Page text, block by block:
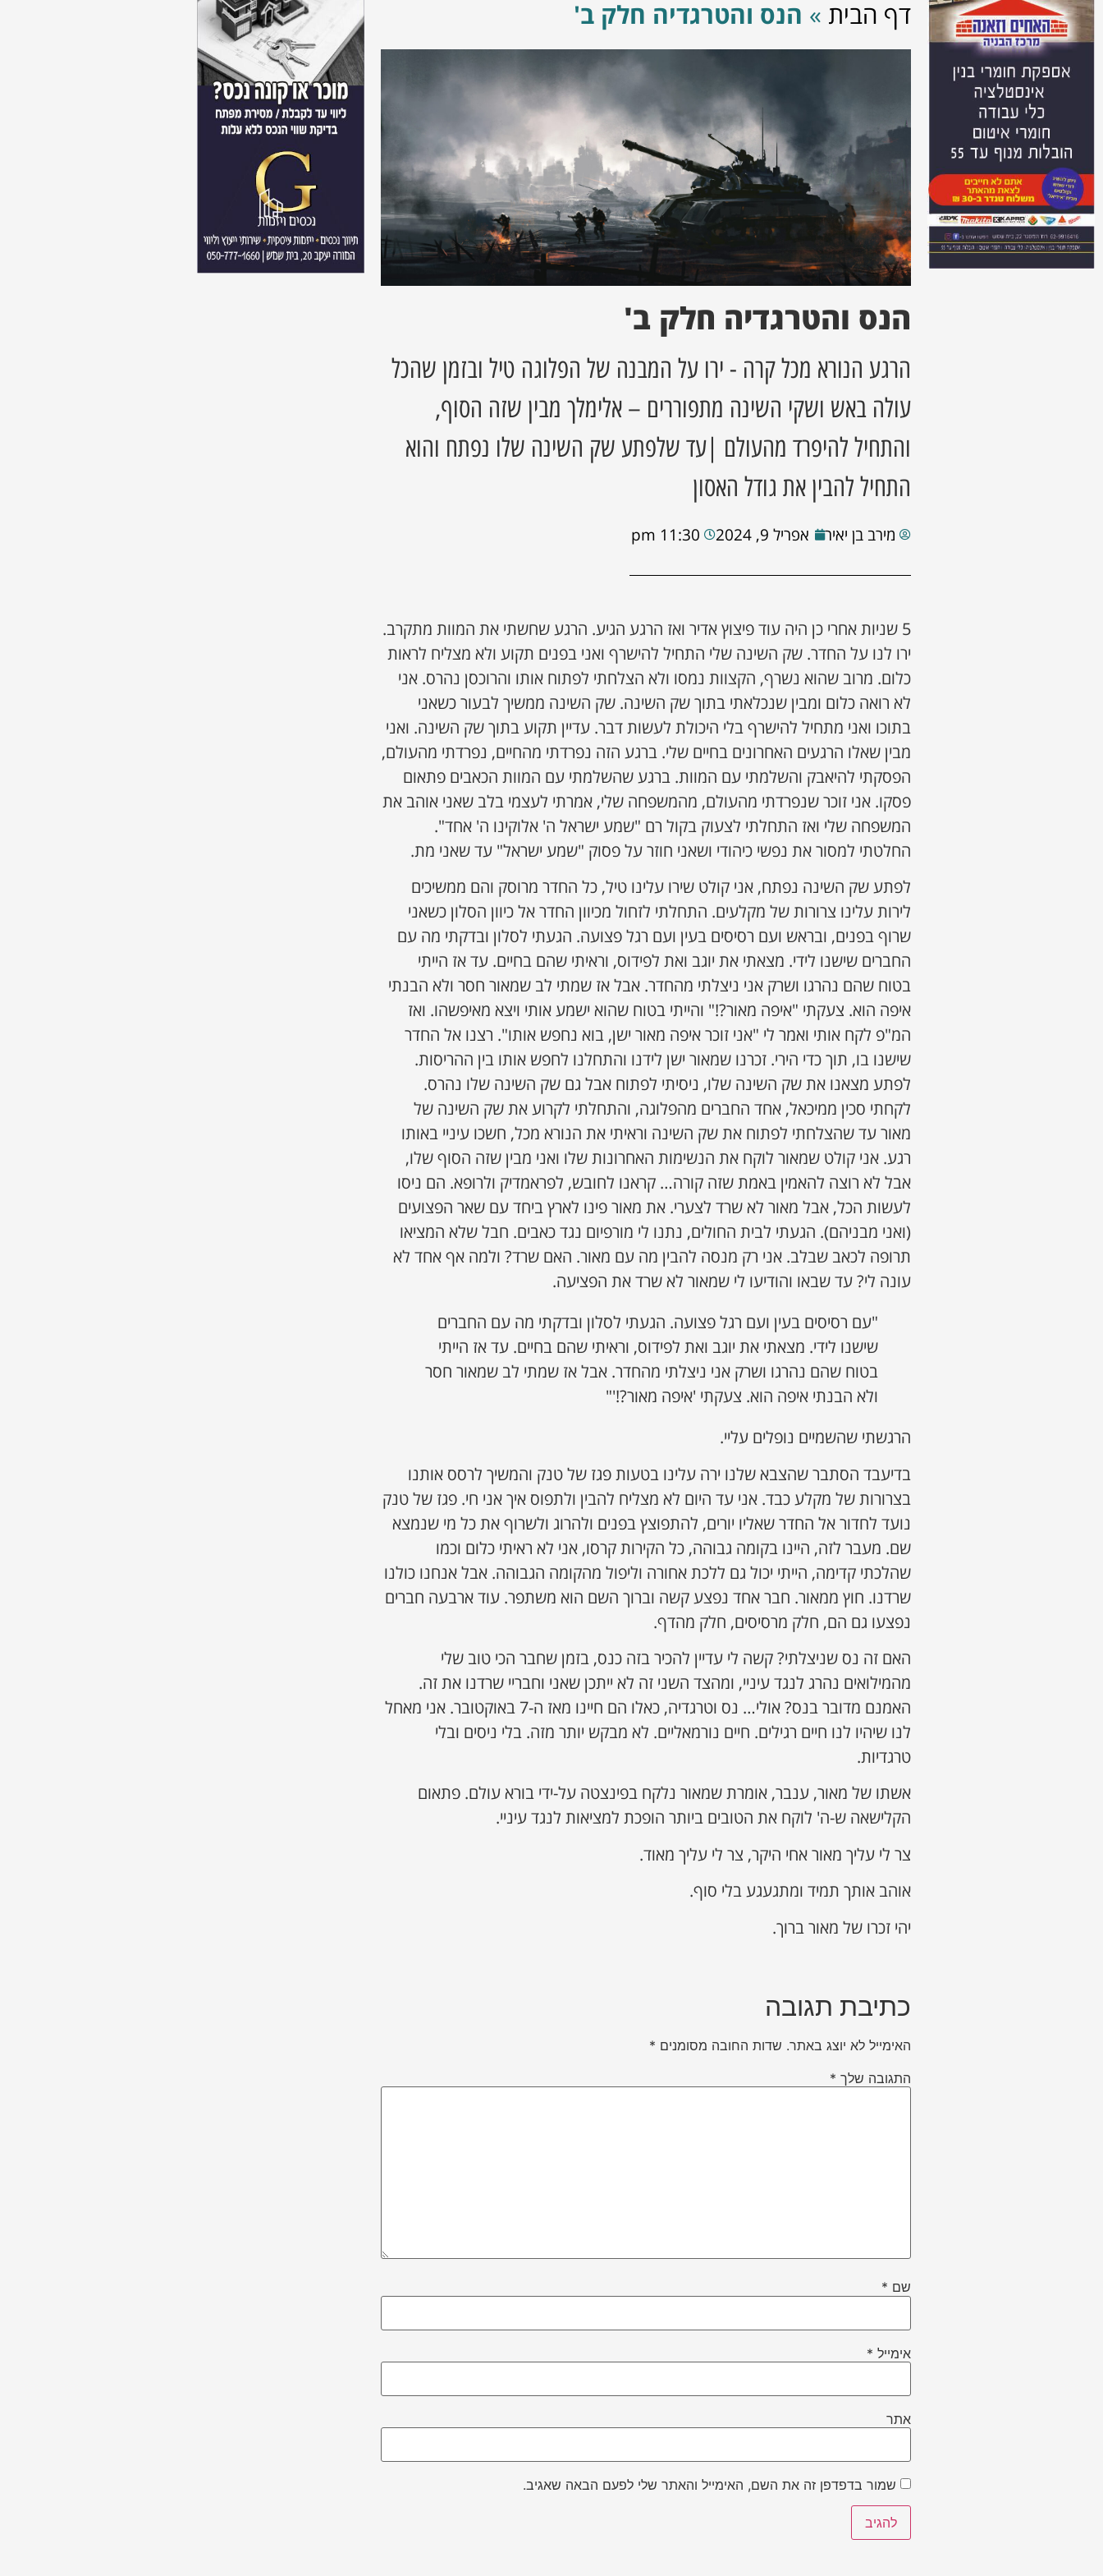
דף הבית » הנס והטרגדיה חלק ב'
הנס והטרגדיה חלק ב'
הרגע הנורא מכל קרה - ירו על המבנה של הפלוגה טיל ובזמן שהכל
עולה באש ושקי השינה מתפוררים – אלימלך מבין שזה הסוף,
והתחיל להיפרד מהעולם |עד שלפתע שק השינה שלו נפתח והוא
התחיל להבין את גודל האסון
מירב בן יאיר אפריל 9, 2024 11:30 pm
5 שניות אחרי כן היה עוד פיצוץ אדיר ואז הרגע הגיע. הרגע שחשתי את המוות מתקרב.
ירו לנו על החדר. שק השינה שלי התחיל להישרף ואני בפנים תקוע ולא מצליח לראות
כלום. מרוב שהוא נשרף, הקצוות נמסו ולא הצלחתי לפתוח אותו והרוכסן נהרס. אני
לא רואה כלום ומבין שנכלאתי בתוך שק השינה. שק השינה ממשיך לבעור כשאני
בתוכו ואני מתחיל להישרף בלי היכולת לעשות דבר. עדיין תקוע בתוך שק השינה. ואני
מבין שאלו הרגעים האחרונים בחיים שלי. ברגע הזה נפרדתי מהחיים, נפרדתי מהעולם,
הפסקתי להיאבק והשלמתי עם המוות. ברגע שהשלמתי עם המוות הכאבים פתאום
פסקו. אני זוכר שנפרדתי מהעולם, מהמשפחה שלי, אמרתי לעצמי בלב שאני אוהב את
המשפחה שלי ואז התחלתי לצעוק בקול רם "שמע ישראל ה' אלוקינו ה' אחד".
החלטתי למסור את נפשי כיהודי ושאני חוזר על פסוק "שמע ישראל" עד שאני מת.
לפתע שק השינה נפתח, אני קולט שירו עלינו טיל, כל החדר מרוסק והם ממשיכים
לירות עלינו צרורות של מקלעים. התחלתי לזחול מכיוון החדר אל כיוון הסלון כשאני
שרוף בפנים, ובראש ועם רסיסים בעין ועם רגל פצועה. הגעתי לסלון ובדקתי מה עם
החברים שישנו לידי. מצאתי את יוגב ואת לפידוס, וראיתי שהם בחיים. עד אז הייתי
בטוח שהם נהרגו ושרק אני ניצלתי מהחדר. אבל אז שמתי לב שמאור חסר ולא הבנתי
איפה הוא. צעקתי "איפה מאור?!" והייתי בטוח שהוא ישמע אותי ויצא מאיפשהו. ואז
המ"פ לקח אותי ואמר לי "אני זוכר איפה מאור ישן, בוא נחפש אותו". רצנו אל החדר
שישנו בו, תוך כדי הירי. זכרנו שמאור ישן לידנו והתחלנו לחפש אותו בין ההריסות.
לפתע מצאנו את שק השינה שלו, ניסיתי לפתוח אבל גם שק השינה שלו נהרס.
לקחתי סכין ממיכאל, אחד החברים מהפלוגה, והתחלתי לקרוע את שק השינה של
מאור עד שהצלחתי לפתוח את שק השינה וראיתי את הנורא מכל, חשכו עיניי באותו
רגע. אני קולט שמאור לוקח את הנשימות האחרונות שלו ואני מבין שזה הסוף שלו,
אבל לא רוצה להאמין באמת שזה קורה… קראנו לחובש, לפראמדיק ולרופא. הם ניסו
לעשות הכל, אבל מאור לא שרד לצערי. את מאור פינו לארץ ביחד עם שאר הפצועים
(ואני מבניהם). הגעתי לבית החולים, נתנו לי מורפיום נגד כאבים. חבל שלא המציאו
תרופה לכאב שבלב. אני רק מנסה להבין מה עם מאור. האם שרד? ולמה אף אחד לא
עונה לי? עד שבאו והודיעו לי שמאור לא שרד את הפציעה.
"עם רסיסים בעין ועם רגל פצועה. הגעתי לסלון ובדקתי מה עם החברים
שישנו לידי. מצאתי את יוגב ואת לפידוס, וראיתי שהם בחיים. עד אז הייתי
בטוח שהם נהרגו ושרק אני ניצלתי מהחדר. אבל אז שמתי לב שמאור חסר
ולא הבנתי איפה הוא. צעקתי 'איפה מאור?!'"
הרגשתי שהשמיים נופלים עליי.
בדיעבד הסתבר שהצבא שלנו ירה עלינו בטעות פגז של טנק והמשיך לרסס אותנו
בצרורות של מקלע כבד. אני עד היום לא מצליח להבין ולתפוס איך אני חי. פגז של טנק
נועד לחדור אל החדר שאליו יורים, להתפוצץ בפנים ולהרוג ולשרוף את כל מי שנמצא
שם. מעבר לזה, היינו בקומה גבוהה, כל הקירות קרסו, אני לא ראיתי כלום וכמו
שהלכתי קדימה, הייתי יכול גם ללכת אחורה וליפול מהקומה הגבוהה. אבל אנחנו כולנו
שרדנו. חוץ ממאור. חבר אחד נפצע קשה וברוך השם הוא משתפר. עוד ארבעה חברים
נפצעו גם הם, חלק מרסיסים, חלק מהדף.
האם זה נס שניצלתי? קשה לי עדיין להכיר בזה כנס, בזמן שחבר הכי טוב שלי
מהמילואים נהרג לנגד עיניי, ומהצד השני זה לא ייתכן שאני וחבריי שרדנו את זה.
האמנם מדובר בנס? אולי… נס וטרגדיה, כאלו הם חיינו מאז ה-7 באוקטובר. אני מאחל
לנו שיהיו לנו חיים רגילים. חיים נורמאליים. לא מבקש יותר מזה. בלי ניסים ובלי
טרגדיות.
אשתו של מאור, ענבר, אומרת שמאור נלקח בפינצטה על-ידי בורא עולם. פתאום
הקלישאה ש-ה' לוקח את הטובים ביותר הופכת למציאות לנגד עיניי.
צר לי עליך מאור אחי היקר, צר לי עליך מאוד.
אוהב אותך תמיד ומתגעגע בלי סוף.
יהי זכרו של מאור ברוך.
כתיבת תגובה
האימייל לא יוצג באתר. שדות החובה מסומנים *
התגובה שלך *
שם *
אימייל *
אתר
שמור בדפדפן זה את השם, האימייל והאתר שלי לפעם הבאה שאגיב.